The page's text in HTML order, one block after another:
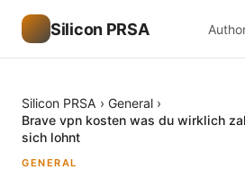
Silicon PRSA
Silicon PRSA › General ›
Brave vpn kosten was du wirklich
sich lohnt
GENERAL